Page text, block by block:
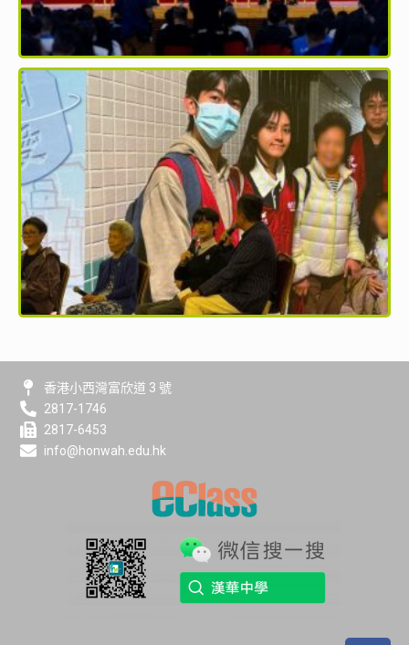
香港小西灣富欣道 3 號
2817-1746
2817-6453
info@honwah.edu.hk